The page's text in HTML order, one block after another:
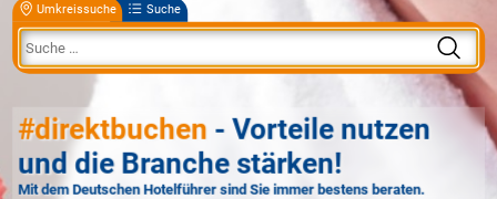
Umkreissuche Suche
#direktbuchen - Vorteile nutzen
und die Branche stärken!
Mit dem Deutschen Hotelführer sind Sie immer bestens beraten.